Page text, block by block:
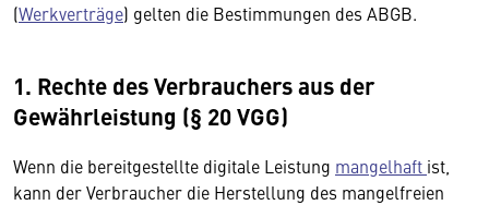
(Werkverträge) gelten die Bestimmungen des ABGB.
1. Rechte des Verbrauchers aus der
Gewährleistung (§ 20 VGG)
Wenn die bereitgestellte digitale Leistung mangelhaft ist,
kann der Verbraucher die Herstellung des mangelfreien